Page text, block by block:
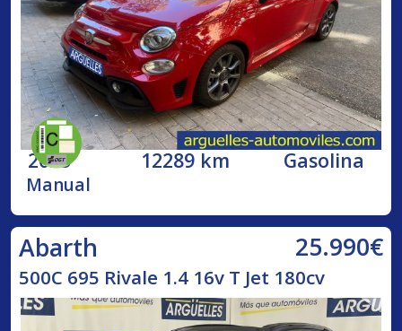
2023 12289 km Gasolina
Manual
Abarth 25.990€
500C 695 Rivale 1.4 16v T Jet 180cv